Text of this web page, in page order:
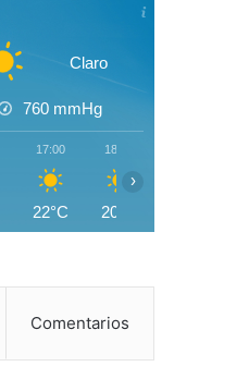
Claro
760 mmHg
17:00
22°C
18:00
20°C
›
Comentarios